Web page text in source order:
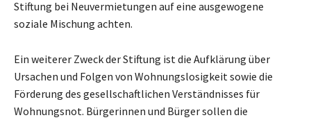
Stiftung bei Neuvermietungen auf eine ausgewogene
soziale Mischung achten.
Ein weiterer Zweck der Stiftung ist die Aufklärung über
Ursachen und Folgen von Wohnungslosigkeit sowie die
Förderung des gesellschaftlichen Verständnisses für
Wohnungsnot. Bürgerinnen und Bürger sollen die